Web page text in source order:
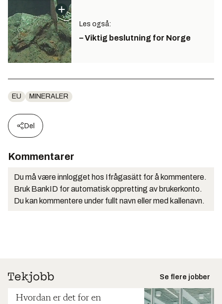
Les også:
– Viktig beslutning for Norge
EU MINERALER
Del
Kommentarer
Du må være innlogget hos Ifrågasätt for å kommentere.
Bruk BankID for automatisk oppretting av brukerkonto.
Du kan kommentere under fullt navn eller med kallenavn.
Se flere jobber
Hvordan er det for en